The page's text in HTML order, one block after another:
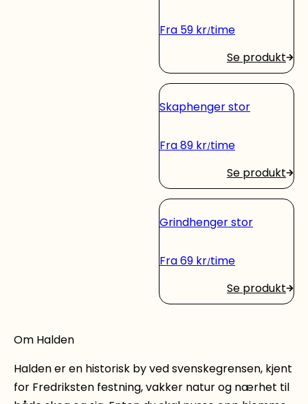
Fra 59 kr time
Se produkt
Skaphenger stor
Fra89 kr time
Se produkt
Grindhenger stor
Fra69 kr time
Se produkt
Om Halden
Halden er en historisk by ved svenskegrensen, kjent
for Fredriksten festning, vakker natur og nærhet til